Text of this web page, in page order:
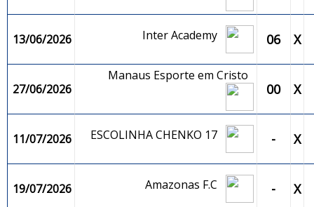
13/06/2026 Inter Academy 06 X
27/06/2026
Manaus Esporte em Cristo
00 X
11/07/2026 ESCOLINHA CHENKO 17 - X
19/07/2026 Amazonas F.C - X